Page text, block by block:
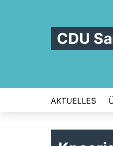
CDU
AKTUELLES